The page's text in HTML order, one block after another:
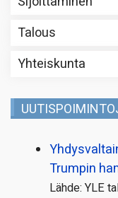
Talous
Yhteiskunta
Trumpin
Lähde: YLE